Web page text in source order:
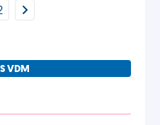
VDM